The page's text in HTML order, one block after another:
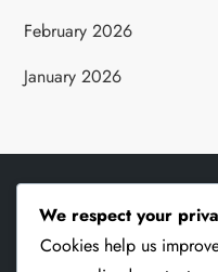
February 2026
January 2026
UUSIMMAT
We respect your
Cookies help us